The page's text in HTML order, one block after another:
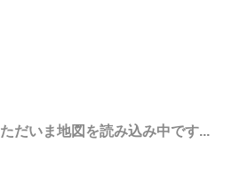
ただいま地図を読み込み中です...